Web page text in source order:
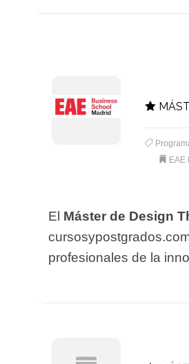
EAE
El Máster de Design
profesionales de la